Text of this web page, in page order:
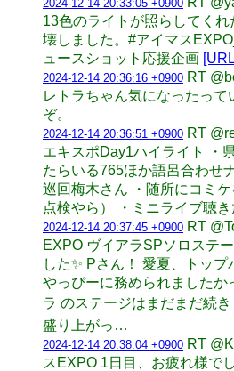
2024-12-14 20:33:05 +0900
13色のライトが照らしてく
壊しました。#アイマス
ュースショット応援企画
2024-12-14 20:36:16 +0900 RT
レトラちゃん気になったって
ぞ。
2024-12-14 20:36:51 +0900 RT
エキスポDay1ハイライト ・
たらいる765ほか語呂合わせ
巡回梅木さん ・随所にコミ
点検やら） ・ミニライブ聴き
2024-12-14 20:37:45 +0900 RT
EXPO ヴイアラSPソロステ
した✨ Pさん！ 愛夏、トッ
やっぴーに務められましたか
ラ のステージはまだまだ続き
盛り上がっ…
2024-12-14 20:38:04 +0900 RT
スEXPO 1日目、お疲れ様で